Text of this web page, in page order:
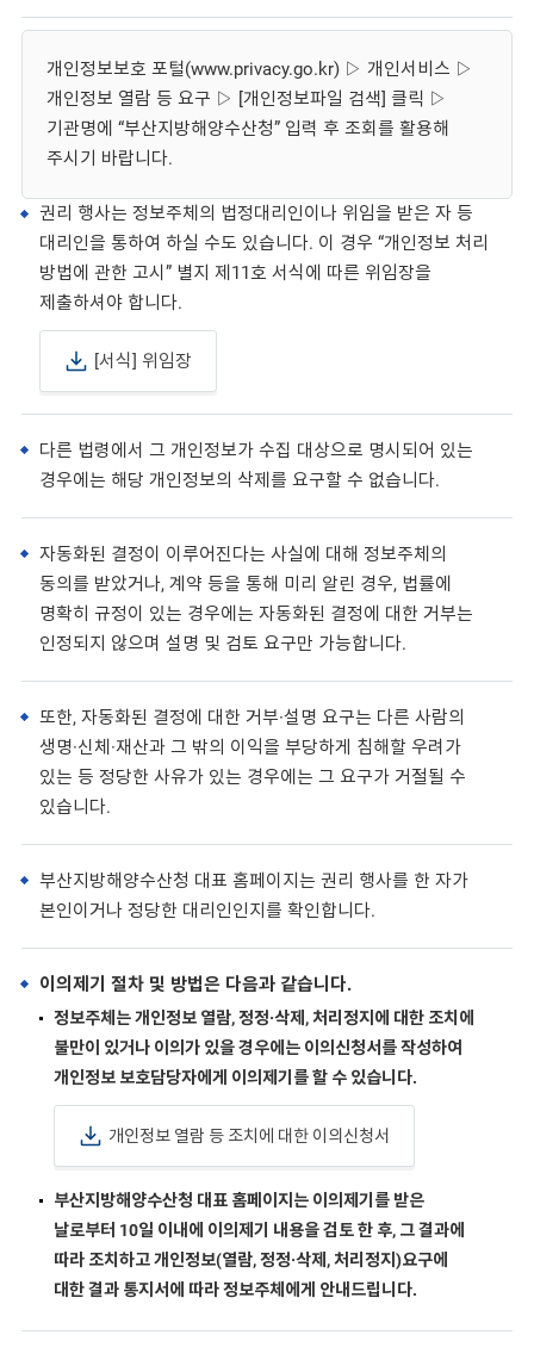
개인정보보호 포털(www.privacy.go.kr) ▷ 개인서비스 ▷
개인정보 열람 등 요구 ▷ [개인정보파일 검색] 클릭 ▷
기관명에 “부산지방해양수산청” 입력 후 조회를 활용해
주시기 바랍니다.
권리 행사는 정보주체의 법정대리인이나 위임을 받은 자 등
대리인을 통하여 하실 수도 있습니다. 이 경우 “개인정보 처리
방법에 관한 고시” 별지 제11호 서식에 따른 위임장을
제출하셔야 합니다.
[서식] 위임장
다른 법령에서 그 개인정보가 수집 대상으로 명시되어 있는
경우에는 해당 개인정보의 삭제를 요구할 수 없습니다.
자동화된 결정이 이루어진다는 사실에 대해 정보주체의
동의를 받았거나, 계약 등을 통해 미리 알린 경우, 법률에
명확히 규정이 있는 경우에는 자동화된 결정에 대한 거부는
인정되지 않으며 설명 및 검토 요구만 가능합니다.
또한, 자동화된 결정에 대한 거부·설명 요구는 다른 사람의
생명·신체·재산과 그 밖의 이익을 부당하게 침해할 우려가
있는 등 정당한 사유가 있는 경우에는 그 요구가 거절될 수
있습니다.
부산지방해양수산청 대표 홈페이지는 권리 행사를 한 자가
본인이거나 정당한 대리인인지를 확인합니다.
이의제기 절차 및 방법은 다음과 같습니다.
정보주체는 개인정보 열람, 정정·삭제, 처리정지에 대한 조치에
불만이 있거나 이의가 있을 경우에는 이의신청서를 작성하여
개인정보 보호담당자에게 이의제기를 할 수 있습니다.
개인정보 열람 등 조치에 대한 이의신청서
부산지방해양수산청 대표 홈페이지는 이의제기를 받은
날로부터 10일 이내에 이의제기 내용을 검토 한 후, 그 결과에
따라 조치하고 개인정보(열람, 정정·삭제, 처리정지)요구에
대한 결과 통지서에 따라 정보주체에게 안내드립니다.